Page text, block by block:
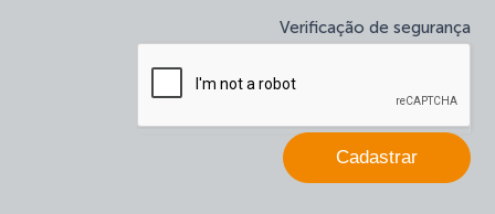
Verificação de segurança
Cadastrar
este
campo
branco.